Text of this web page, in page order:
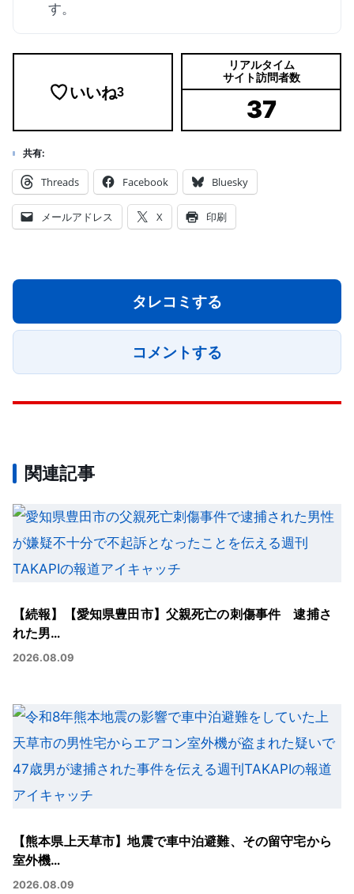
す。
いいね3
リアルタイム
サイト訪問者数
37
共有:
Threads Facebook Bluesky
メールアドレス X 印刷
タレコミする
コメントする
関連記事
【続報】【愛知県豊田市】父親死亡の刺傷事件 逮捕さ
れた男…
2026.08.09
【熊本県上天草市】地震で車中泊避難、その留守宅から
室外機…
2026.08.09